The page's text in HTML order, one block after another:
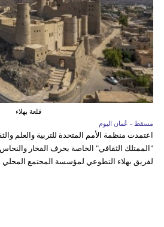
قلعة بهلاء
مسقط - عُمان اليوم
اعتمدت منظمة الأمم المتحدة للتربية والعلم
"الممتلك الثقافي" الخاصة بحرف الفخار
لفريق بهلاء التطوعي لمؤسسة المجتمع المحلي